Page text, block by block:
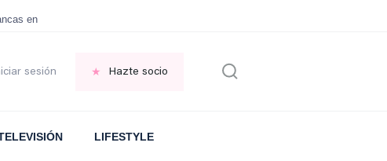
en las VENTANAS
sesión Hazte socio
LIFESTYLE